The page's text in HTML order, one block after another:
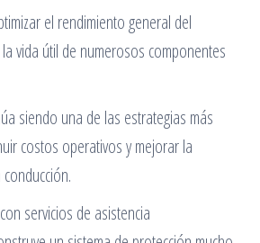
el rendimiento general del
vida útil de numerosos componentes
siendo una de las estrategias más
costos operativos y mejorar la
servicios de asistencia